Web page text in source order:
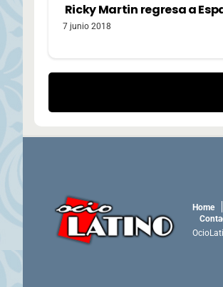
Ricky Martin regresa a
7 junio 2018
Home